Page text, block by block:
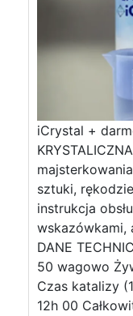
iCrystal +
sztuki,
instrukcja
wskazówkami,
DANE
50 wagowo
Czas katalizy
12h 00